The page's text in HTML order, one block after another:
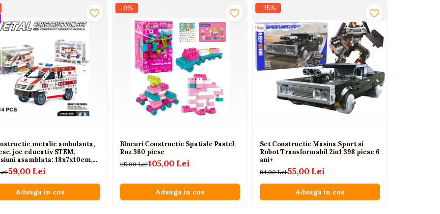
metalic ambulanta,
joc educativ STEM,
asamblata: 18x7x10cm,
copii 8+ ani
59,00 Lei
Adauga in cos
-9%
Blocuri Constructie Spatiale Pastel
Roz 360 piese
115,00 Lei105,00 Lei
Adauga in cos
-35%
Set Constructie Masina Sport si
Robot Transformabil 2in1 398 piese 6
ani+
84,00 Lei55,00 Lei
Adauga in cos